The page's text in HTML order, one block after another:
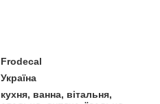
Frodecal
Україна
кухня, ванна, вітальня,